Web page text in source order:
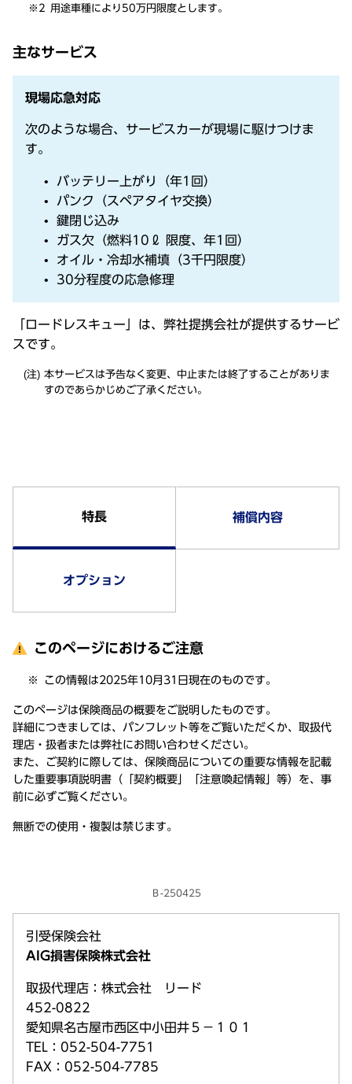
用途車種により50万円限度とします。
主なサービス
現場応急対応
次のような場合、サービスカーが現場に駆けつけま
す。
バッテリー上がり（年1回）
パンク（スペアタイヤ交換）
鍵閉じ込み
ガス欠（燃料10ℓ 限度、年1回）
オイル・冷却水補填（3千円限度）
30分程度の応急修理
「ロードレスキュー」は、弊社提携会社が提供するサービ
スです。
本サービスは予告なく変更、中止または終了することがありま
すのであらかじめご了承ください。
特長 補償内容
オプション
このページにおけるご注意
この情報は2025年10月31日現在のものです。
このページは保険商品の概要をご説明したものです。
詳細につきましては、パンフレット等をご覧いただくか、取扱代
理店・扱者または弊社にお問い合わせください。
また、ご契約に際しては、保険商品についての重要な情報を記載
した重要事項説明書（「契約概要」「注意喚起情報」等）を、事
前に必ずご覧ください。
無断での使用・複製は禁じます。
Ｂ-250425
引受保険会社
AIG損害保険株式会社
取扱代理店：株式会社 リード
452-0822
愛知県名古屋市西区中小田井５－１０１
TEL：052-504-7751
FAX：052-504-7785